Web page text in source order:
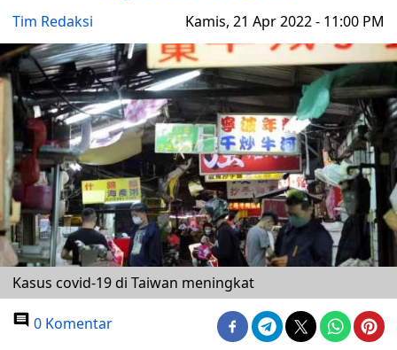
Tim Redaksi Kamis, 21 Apr 2022 - 11:00 PM
Kasus covid-19 di Taiwan meningkat
0 Komentar